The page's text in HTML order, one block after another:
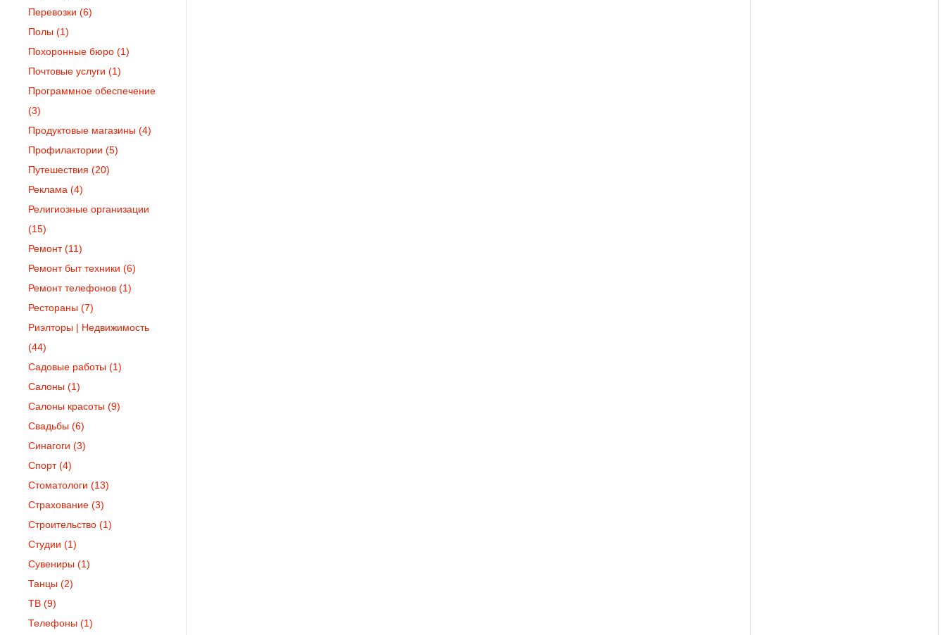
Перевозки (6)
Полы (1)
Похоронные бюро (1)
Почтовые услуги (1)
Программное обеспечение
(3)
Продуктовые магазины (4)
Профилактории (5)
Путешествия (20)
Реклама (4)
Религиозные организации
(15)
Ремонт(11)
Ремонт быт техники (6)
Ремонт телефонов (1)
Рестораны (7)
Риэлторы | Недвижимость
(44)
Садовые работы (1)
Салоны (1)
Салоны красоты (9)
Свадьбы (6)
Синагоги (3)
Спорт(4)
Стоматологи (13)
Страхование (3)
Строительство (1)
Студии (1)
Сувениры (1)
Танцы (2)
ТВ (9)
Телефоны (1)